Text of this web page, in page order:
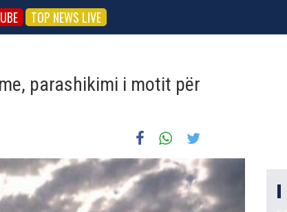
TOP NEWS LIVE
parashikimi i motit për